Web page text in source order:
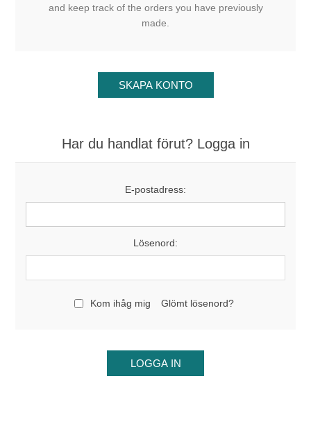
and keep track of the orders you have previously
made.
Har du handlat förut? Logga in
E-postadress:
Lösenord:
Kom ihåg mig Glömt lösenord?